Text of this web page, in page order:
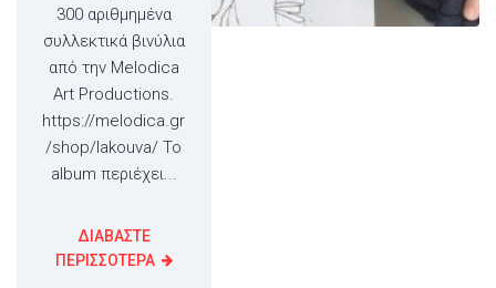
300 αριθμημένα
συλλεκτικά βινύλια
από την Melodica
Art Productions.
https://melodica.gr
/shop/lakouva/ Το
album περιέχει...
ΔΙΑΒΑΣΤΕ
ΠΕΡΙΣΣΟΤΕΡΑ